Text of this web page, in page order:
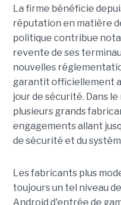
La firme bénéficie
réputation en matière
politique contribue
revente de ses
nouvelles
garantit officiellement
jour de sécurité. Dans
plusieurs grands
engagements allant
de sécurité et du
Les fabricants plus
toujours un tel niveau
Android d'entrée de